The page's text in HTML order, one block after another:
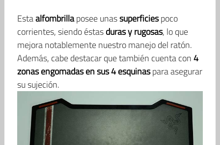
Estaalfombrillaposee unassuperficiespoco
corrientes, siendo éstasduras y rugosas, lo que
mejora notablemente nuestro manejo del ratón.
Además, cabe destacar que también cuenta con4
zonas engomadas en sus 4 esquinaspara asegurar
su sujeción.